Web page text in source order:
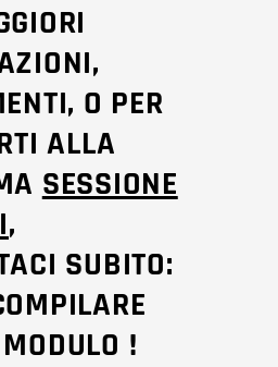
O PER
ALLA
SESSIONE
,
SUBITO:
!